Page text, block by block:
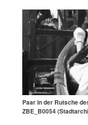
Paar in der Rutsche
ZBE_B0054